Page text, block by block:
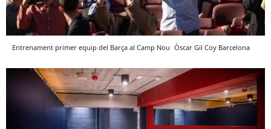
Entrenament primer equip del Barça al Camp Nou Òscar Gil Coy Barcelona